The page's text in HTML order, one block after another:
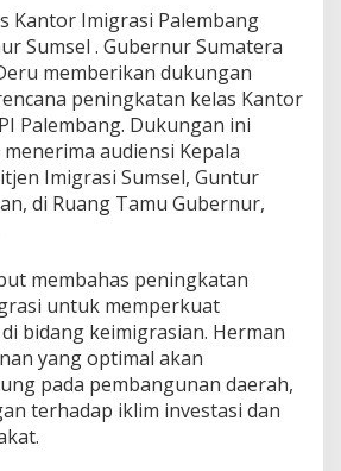
a
n
t
o
r
I
g
r
P
a
l
e
m
b
a
n
Kantor Imigrasi Palembang
Sumsel . Gubernur Sumatera
memberikan dukungan
peningkatan kelas Kantor
Palembang. Dukungan ini
audiensi Kepala
Imigrasi Sumsel, Guntur
di Ruang Tamu Gubernur,
membahas peningkatan
untuk memperkuat
bidang keimigrasian. Herman
yang optimal akan
pada pembangunan daerah,
terhadap iklim investasi dan